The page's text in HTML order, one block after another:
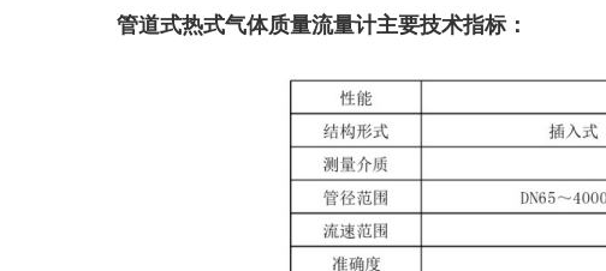
管道式热式气体质量流量计主要技术指标：